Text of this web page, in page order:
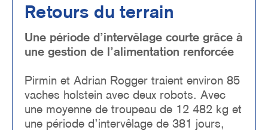
Retours du terrain
Une période d’intervêlage courte grâce à
une gestion de l’alimentation renforcée
Pirmin et Adrian Rogger traient environ 85
vaches holstein avec deux robots. Avec
une moyenne de troupeau de 12 482 kg et
une période d’intervêlage de 381 jours,